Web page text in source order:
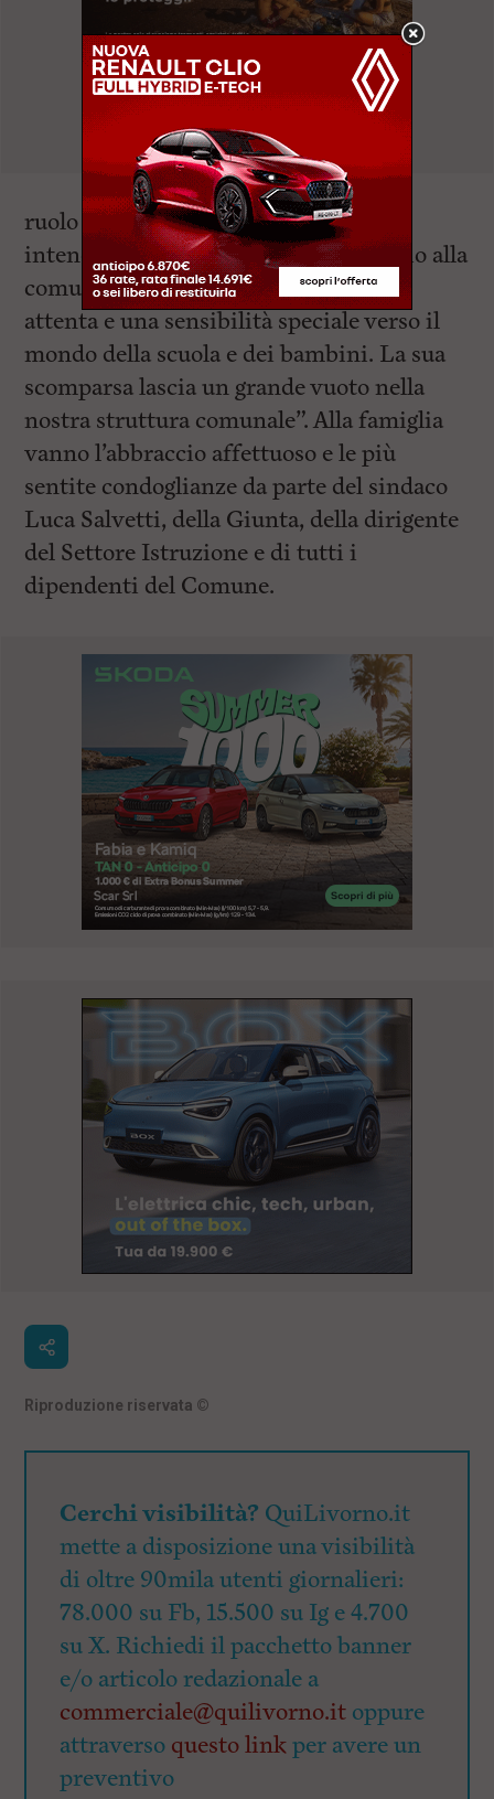
ruolo con una dedizione generosa,
intendendolo sempre come un servizio alla
comunità, e ha dimostrato una cura
attenta e una sensibilità speciale verso il
mondo della scuola e dei bambini. La sua
scomparsa lascia un grande vuoto nella
nostra struttura comunale”. Alla famiglia
vanno l’abbraccio affettuoso e le più
sentite condoglianze da parte del sindaco
Luca Salvetti, della Giunta, della dirigente
del Settore Istruzione e di tutti i
dipendenti del Comune.
Riproduzione riservata ©
Cerchi visibilità? QuiLivorno.it
mette a disposizione una visibilità
di oltre 90mila utenti giornalieri:
78.000 su Fb, 15.500 su Ig e 4.700
su X. Richiedi il pacchetto banner
e/o articolo redazionale a
commerciale@quilivorno.it oppure
attraverso questo linkper avere un
preventivo